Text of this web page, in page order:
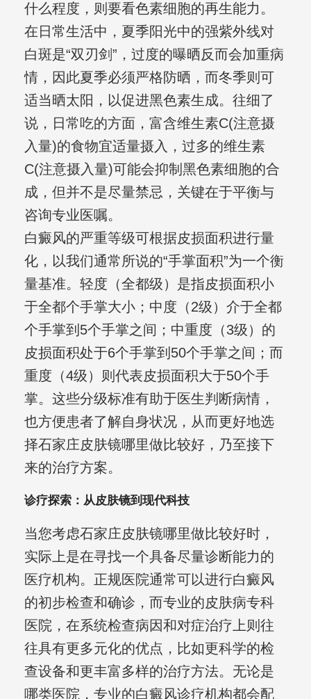
什么程度，则要看色素细胞的再生能力。
在日常生活中，夏季阳光中的强紫外线对
白斑是“双刃剑”，过度的曝晒反而会加重病
情，因此夏季必须严格防晒，而冬季则可
适当晒太阳，以促进黑色素生成。往细了
说，日常吃的方面，富含维生素C(注意摄
入量)的食物宜适量摄入，过多的维生素
C(注意摄入量)可能会抑制黑色素细胞的合
成，但并不是尽量禁忌，关键在于平衡与
咨询专业医嘱。
白癜风的严重等级可根据皮损面积进行量
化，以我们通常所说的“手掌面积”为一个衡
量基准。轻度（全都级）是指皮损面积小
于全都个手掌大小；中度（2级）介于全都
个手掌到5个手掌之间；中重度（3级）的
皮损面积处于6个手掌到50个手掌之间；而
重度（4级）则代表皮损面积大于50个手
掌。这些分级标准有助于医生判断病情，
也方便患者了解自身状况，从而更好地选
择石家庄皮肤镜哪里做比较好，乃至接下
来的治疗方案。
诊疗探索：从皮肤镜到现代科技
当您考虑石家庄皮肤镜哪里做比较好时，
实际上是在寻找一个具备尽量诊断能力的
医疗机构。正规医院通常可以进行白癜风
的初步检查和确诊，而专业的皮肤病专科
医院，在系统检查病因和对症治疗上则往
往具有更多元化的优点，比如更科学的检
查设备和更丰富多样的治疗方法。无论是
哪类医院，专业的白癜风诊疗机构都会配